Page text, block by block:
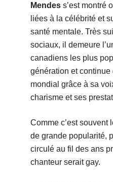
Mendess’est montré
liées à la célébrité et
santé mentale. Très
sociaux, il demeure
canadiens les plus
génération et continue
mondial grâce à sa
charisme et ses
Comme c’est souvent
de grande popularité,
circulé au fil des ans
chanteur serait gay.